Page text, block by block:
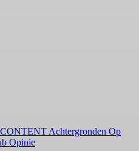
Achtergronden Op
Opinie